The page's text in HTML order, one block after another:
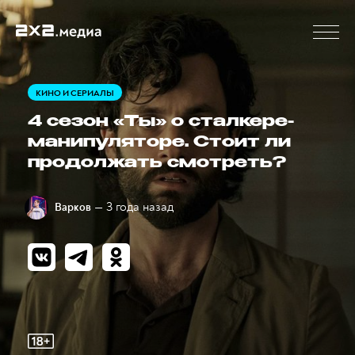
КИНО И СЕРИАЛЫ
4 сезон «Ты» о сталкере-
манипуляторе. Стоит ли
продолжать смотреть?
Варков — 3 года назад